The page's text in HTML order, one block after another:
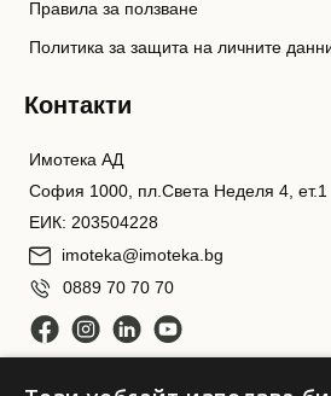
Правила за ползване
Политика за защита на личните
Контакти
Имотека АД
София 1000, пл.Света Неделя 4, ет.1
ЕИК: 203504228
imoteka@imoteka.bg
0889 70 70 70